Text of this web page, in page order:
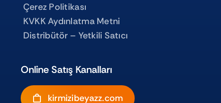
Online Satış Kanalları
kirmizibeyazz.com
Çerez Politikası
KVKK Aydınlatma Metni
Distribütör – Yetkili Satıcı